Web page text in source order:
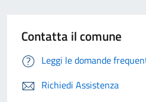
Contatta il comune
Leggi le domande
Richiedi Assistenza